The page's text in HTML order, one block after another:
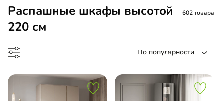
Распашные шкафы высотой
220 см
602 товара
По популярности